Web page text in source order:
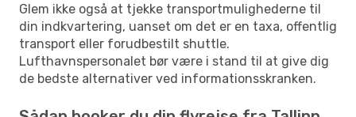
Glem ikke også at tjekke transportmulighederne til
din indkvartering, uanset om det er en taxa, offentlig
transport eller forudbestilt shuttle.
Lufthavnspersonalet bør være i stand til at give dig
de bedste alternativer ved informationsskranken.